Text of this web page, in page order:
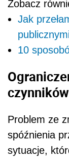
Zobacz
Jak
10
czynników
Problem ze
spóźnienia
sytuacje,